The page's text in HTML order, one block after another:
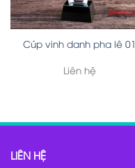
Cúp vinh danh pha lê 01
Liên hệ
LIÊN HỆ